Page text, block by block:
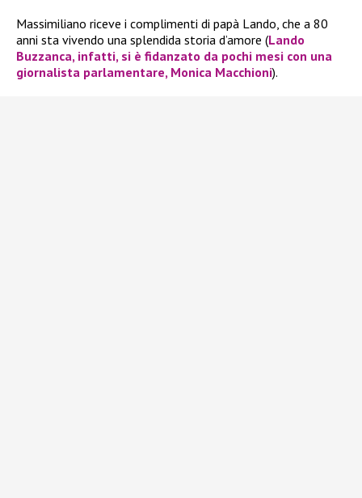
Massimiliano riceve i complimenti di papà Lando, che a 80
anni sta vivendo una splendida storia d’amore (Lando
Buzzanca, infatti, si è fidanzato da pochi mesi con una
giornalista parlamentare, Monica Macchioni).